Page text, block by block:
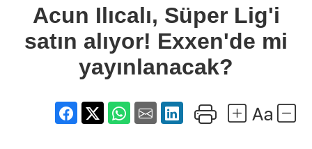
Exxen'de mi
yayınlanacak?
Acun Ilıcalı, Süper Lig'i
satın alıyor! Exxen'de mi
yayınlanacak?